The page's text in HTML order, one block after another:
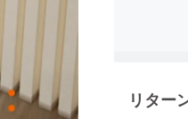
リター